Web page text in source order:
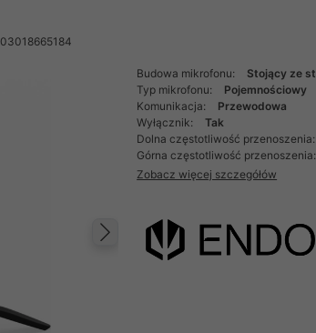
Następny
Budowa mikrofonu:
Stojący ze
Typ mikrofonu:
Pojemnościowy
Komunikacja:
Przewodowa
Wyłącznik:
Tak
Dolna częstotliwość przenoszenia:
Górna częstotliwość przenoszenia:
Zobacz więcej szczegółów